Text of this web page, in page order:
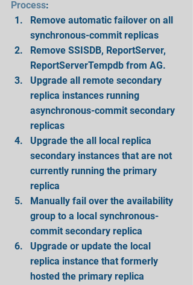
Process:
Remove automatic failover on all
synchronous-commit replicas
Remove SSISDB, ReportServer,
ReportServerTempdb from AG.
Upgrade all remote secondary
replica instances running
asynchronous-commit secondary
replicas
Upgrade the all local replica
secondary instances that are not
currently running the primary
replica
Manually fail over the availability
group to a local synchronous-
commit secondary replica
Upgrade or update the local
replica instance that formerly
hosted the primary replica